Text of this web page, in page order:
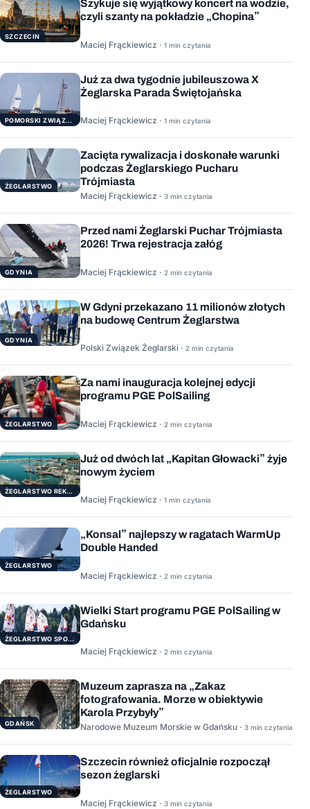
SZCZECIN
Szykuje się wyjątkowy koncert na wodzie,
czyli szanty na pokładzie „Chopina”
Maciej Frąckiewicz · 1 min czytania
POMORSKI ZWIĄZEK ŻEGLARSKI
Już za dwa tygodnie jubileuszowa X
Żeglarska Parada Świętojańska
Maciej Frąckiewicz · 1 min czytania
ŻEGLARSTWO
Zacięta rywalizacja i doskonałe warunki
podczas Żeglarskiego Pucharu
Trójmiasta
Maciej Frąckiewicz · 3 min czytania
GDYNIA
Przed nami Żeglarski Puchar Trójmiasta
2026! Trwa rejestracja załóg
Maciej Frąckiewicz · 2 min czytania
GDYNIA
W Gdyni przekazano 11 milionów złotych
na budowę Centrum Żeglarstwa
Polski Związek Żeglarski · 2 min czytania
ŻEGLARSTWO
Za nami inauguracja kolejnej edycji
programu PGE PolSailing
Maciej Frąckiewicz · 2 min czytania
ŻEGLARSTWO REKERACYJNE
Już od dwóch lat „Kapitan Głowacki” żyje
nowym życiem
Maciej Frąckiewicz · 1 min czytania
ŻEGLARSTWO
„Konsal” najlepszy w ragatach WarmUp
Double Handed
Maciej Frąckiewicz · 2 min czytania
ŻEGLARSTWO SPORTOWE
Wielki Start programu PGE PolSailing w
Gdańsku
Maciej Frąckiewicz · 2 min czytania
GDAŃSK
Muzeum zaprasza na „Zakaz
fotografowania. Morze w obiektywie
Karola Przybyły”
Narodowe Muzeum Morskie w Gdańsku · 3 min czytania
ŻEGLARSTWO
Szczecin również oficjalnie rozpoczął
sezon żeglarski
Maciej Frąckiewicz · 3 min czytania